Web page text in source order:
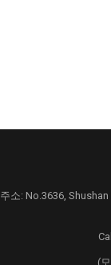
주소: No.3636,
(